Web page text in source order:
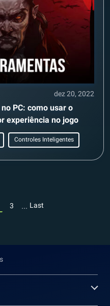
dez 20, 2022
PC: como usar o
experiência no jogo
Controles Inteligentes
3 ... Last